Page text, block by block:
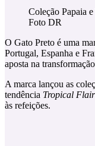
Coleção Papaia
Foto DR
O Gato Preto é uma
Portugal, Espanha e
aposta na
A marca lançou as
tendência Tropical Flair
às refeições.